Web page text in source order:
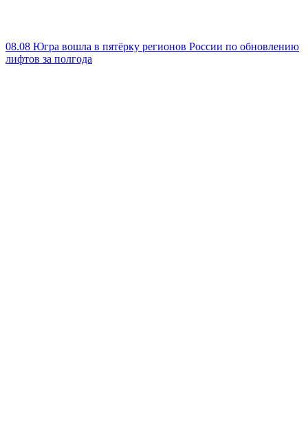
08.08 Югра вошла в пятёрку регионов России по обновлению
лифтов за полгода